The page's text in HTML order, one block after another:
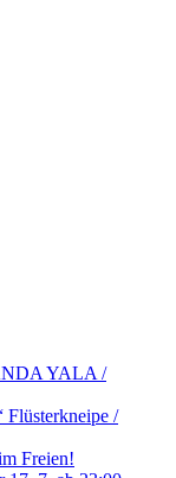
YALA /
Flüsterkneipe /
Freien!